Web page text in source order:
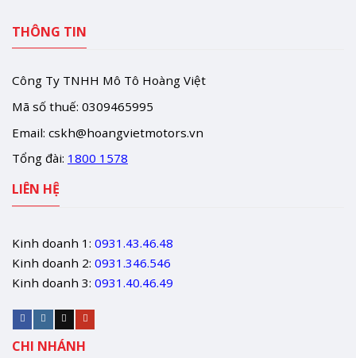
THÔNG TIN
Công Ty TNHH Mô Tô Hoàng Việt
Mã số thuế: 0309465995
Email: cskh@hoangvietmotors.vn
Tổng đài: 1800 1578
LIÊN HỆ
Kinh doanh 1: 0931.43.46.48
Kinh doanh 2: 0931.346.546
Kinh doanh 3: 0931.40.46.49
CHI NHÁNH